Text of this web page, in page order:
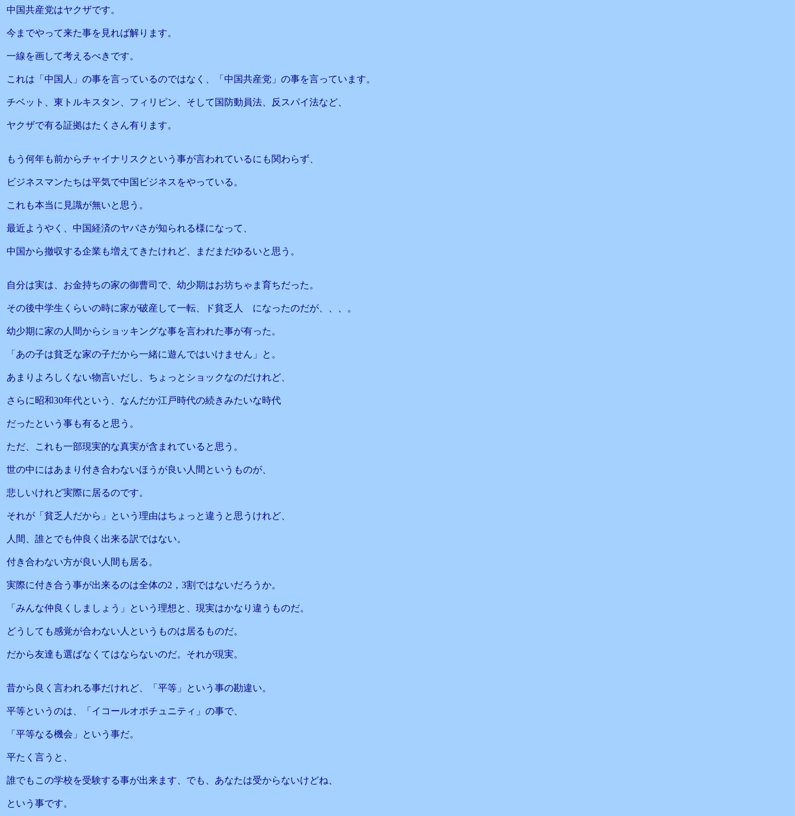
中国共産党はヤクザです。
今までやって来た事を見れば解ります。
一線を画して考えるべきです。
これは「中国人」の事を言っているのではなく、「中国共産党」の事を言っています。
チベット、東トルキスタン、フィリピン、そして国防動員法、反スパイ法など、
ヤクザで有る証拠はたくさん有ります。
もう何年も前からチャイナリスクという事が言われているにも関わらず、
ビジネスマンたちは平気で中国ビジネスをやっている。
これも本当に見識が無いと思う。
最近ようやく、中国経済のヤバさが知られる様になって、
中国から撤収する企業も増えてきたけれど、まだまだゆるいと思う。
自分は実は、お金持ちの家の御曹司で、幼少期はお坊ちゃま育ちだった。
その後中学生くらいの時に家が破産して一転、ド貧乏人 になったのだが、、、。
幼少期に家の人間からショッキングな事を言われた事が有った。
「あの子は貧乏な家の子だから一緒に遊んではいけません」と。
あまりよろしくない物言いだし、ちょっとショックなのだけれど、
さらに昭和30年代という、なんだか江戸時代の続きみたいな時代
だったという事も有ると思う。
ただ、これも一部現実的な真実が含まれていると思う。
世の中にはあまり付き合わないほうが良い人間というものが、
悲しいけれど実際に居るのです。
それが「貧乏人だから」という理由はちょっと違うと思うけれど、
人間、誰とでも仲良く出来る訳ではない。
付き合わない方が良い人間も居る。
実際に付き合う事が出来るのは全体の2，3割ではないだろうか。
「みんな仲良くしましょう」という理想と、現実はかなり違うものだ。
どうしても感覚が合わない人というものは居るものだ。
だから友達も選ばなくてはならないのだ。それが現実。
昔から良く言われる事だけれど、「平等」という事の勘違い。
平等というのは、「イコールオポチュニティ」の事で、
「平等なる機会」という事だ。
平たく言うと、
誰でもこの学校を受験する事が出来ます、でも、あなたは受からないけどね、
という事です。